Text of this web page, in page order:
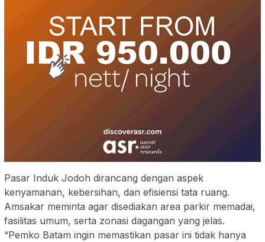
Pasar Induk Jodoh dirancang dengan aspek
kenyamanan, kebersihan, dan efisiensi tata ruang.
Amsakar meminta agar disediakan area parkir memadai,
fasilitas umum, serta zonasi dagangan yang jelas.
“Pemko Batam ingin memastikan pasar ini tidak hanya